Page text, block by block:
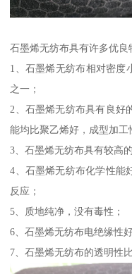
石墨烯无纺布具有许多优良
1、石墨烯无纺布相对密度
之一；
2、石墨烯无纺布具有良好
能均比聚乙烯好，成型加工
3、石墨烯无纺布具有较高
4、石墨烯无纺布化学性能
反应；
5、质地纯净，没有毒性；
6、石墨烯无纺布电绝缘性好
7、石墨烯无纺布的透明性